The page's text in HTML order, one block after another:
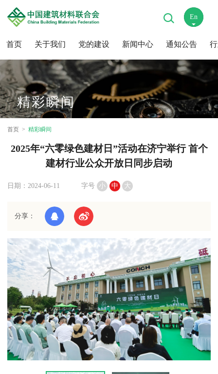
首页 关于我们 党的建设 新闻中心 通知公告
En
中
精彩瞬间
首页 精彩瞬间
2025年“六零绿色建材日”活动在济宁举行 首个
建材行业公众开放日同步启动
日期：2024-06-11 字号 小 中 大
分享：